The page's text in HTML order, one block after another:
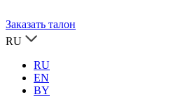
Заказать талон
RU
RU
EN
BY